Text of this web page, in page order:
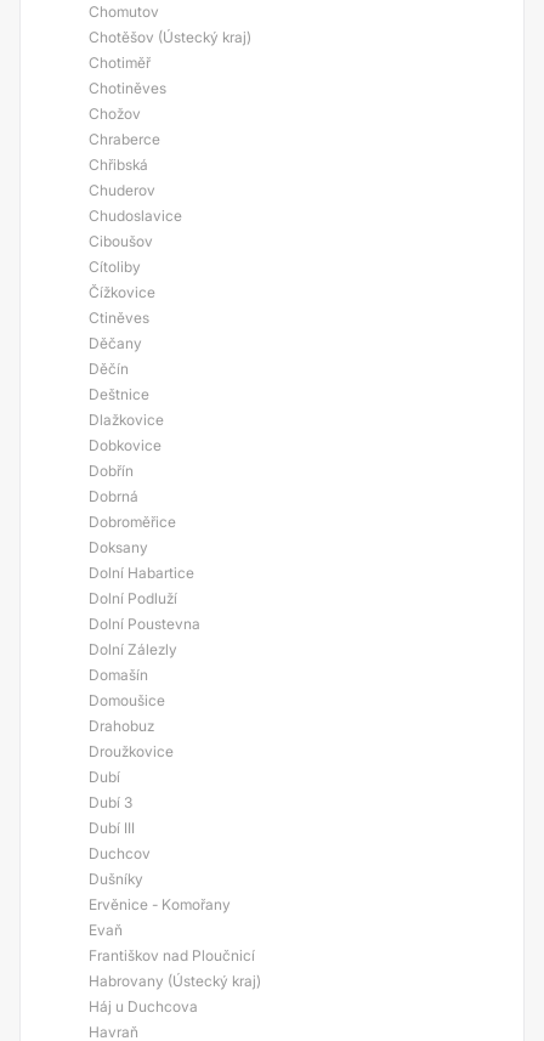
Chomutov
Chotěšov (Ústecký kraj)
Chotiměř
Chotiněves
Chožov
Chraberce
Chřibská
Chuderov
Chudoslavice
Ciboušov
Cítoliby
Čížkovice
Ctiněves
Děčany
Děčín
Deštnice
Dlažkovice
Dobkovice
Dobřín
Dobrná
Dobroměřice
Doksany
Dolní Habartice
Dolní Podluží
Dolní Poustevna
Dolní Zálezly
Domašín
Domoušice
Drahobuz
Droužkovice
Dubí
Dubí 3
Dubí III
Duchcov
Dušníky
Ervěnice - Komořany
Evaň
Františkov nad Ploučnicí
Habrovany (Ústecký kraj)
Háj u Duchcova
Havraň